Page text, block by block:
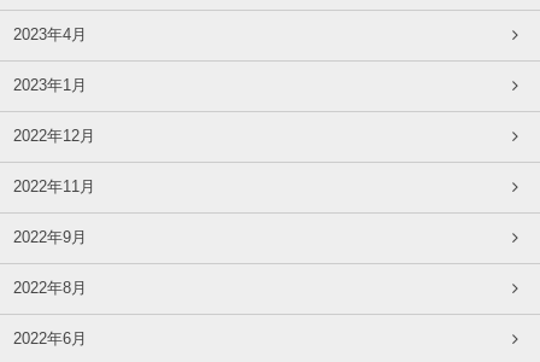
2023年4月
2023年1月
2022年12月
2022年11月
2022年9月
2022年8月
2022年6月